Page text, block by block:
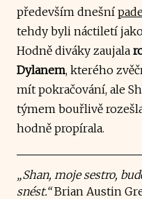
především dnešní
tehdy byli náctiletí
Hodně diváky zaujala
Dylanem, kterého
mít pokračování, ale
týmem bouřlivě
hodně propírala.
„Shan, moje sestro,
snést.“Brian Austin